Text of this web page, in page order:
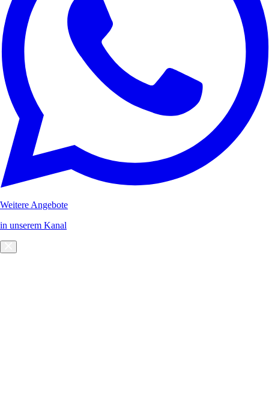
Weitere Angebote
in unserem Kanal